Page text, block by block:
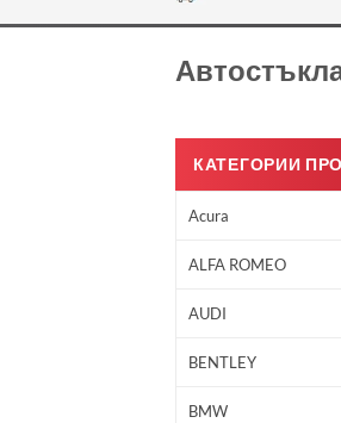
КАТЕГОРИИ
Acura
ALFA ROMEO
AUDI
BENTLEY
BMW